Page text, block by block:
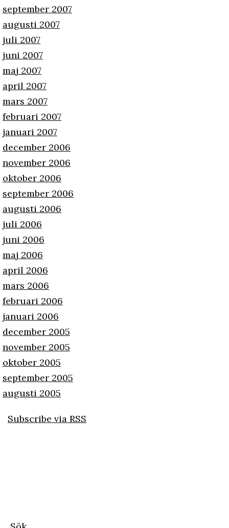
september 2007
augusti 2007
juli 2007
juni 2007
maj 2007
april 2007
mars 2007
februari 2007
januari 2007
december 2006
november 2006
oktober 2006
september 2006
augusti 2006
juli 2006
juni 2006
maj 2006
april 2006
mars 2006
februari 2006
januari 2006
december 2005
november 2005
oktober 2005
september 2005
augusti 2005
Subscribe via RSS